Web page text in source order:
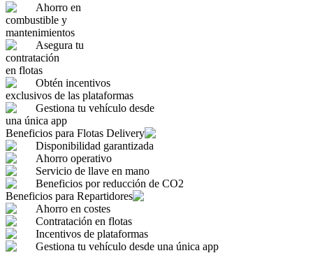
Ahorro en
combustible y
mantenimientos
Asegura tu
contratación
en flotas
Obtén incentivos
exclusivos de las plataformas
Gestiona tu vehículo desde
una única app
Beneficios para Flotas Delivery
Disponibilidad garantizada
Ahorro operativo
Servicio de llave en mano
Beneficios por reducción de CO2
Beneficios para Repartidores
Ahorro en costes
Contratación en flotas
Incentivos de plataformas
Gestiona tu vehículo desde una única app